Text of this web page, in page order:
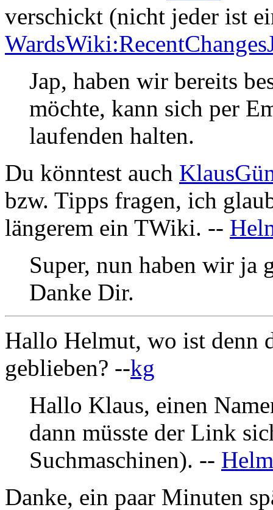
verschickt (nicht jeder ist
Jap, haben wir bereits
möchte, kann sich per
laufenden halten.
Du könntest auch
bzw. Tipps fragen, ich
längerem ein TWiki. --
Super, nun haben wir ja
Danke Dir.
Hallo Helmut, wo ist denn
geblieben? --kg
Hallo Klaus, einen
dann müsste der Link
Suchmaschinen). --
Danke, ein paar Minuten